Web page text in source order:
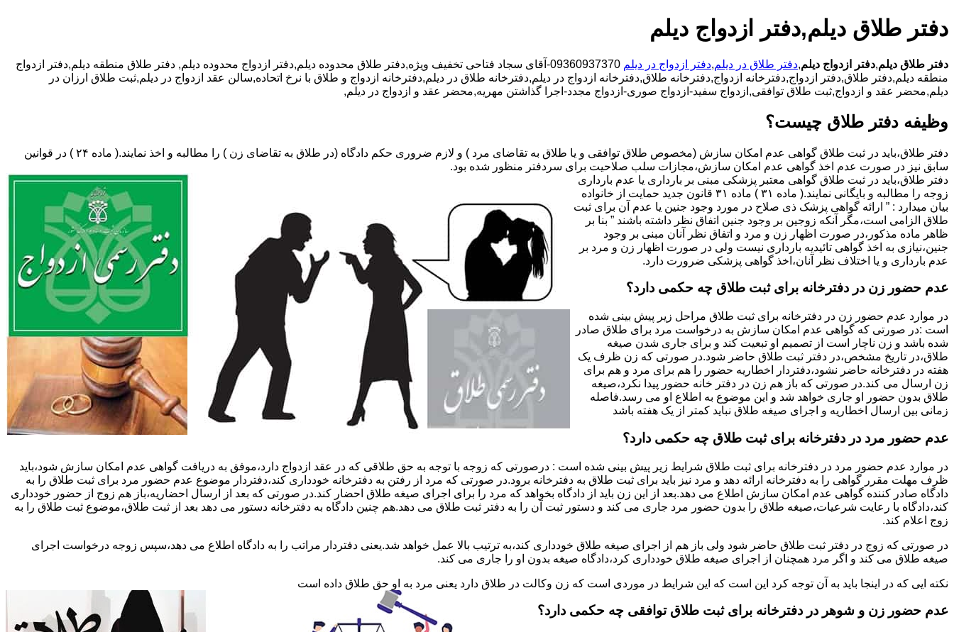
دفتر طلاق دیلم,دفتر ازدواج دیلم
دفتر طلاق دیلم,دفتر ازدواج دیلم,دفتر طلاق در دیلم,دفتر ازدواج در دیلم
دفتر طلاق منطقه دیلم,دفتر ازدواج
منطقه دیلم,دفتر طلاق,دفتر ازدواج,دفترخانه ازدواج,دفترخانه طلاق,دفترخانه ازدواج در دیلم,دفترخانه طلاق در دیلم,دفترخانه ازدواج و طلاق با نرخ اتحاده,سالن عقد ازدواج در دیلم,ثبت طلاق ارزان در
دیلم,محضر عقد و ازدواج,ثبت طلاق توافقی,ازدواج سفید-ازدواج صوری-ازدواج مجدد-اجرا گذاشتن مهریه,محضر عقد و ازدواج در دیلم,
وظیفه دفتر طلاق چیست؟
دفتر طلاق،باید در ثبت طلاق گواهی عدم امکان سازش (مخصوص طلاق توافقی و یا طلاق به تقاضای مرد ) و لازم ضروری حکم دادگاه (در طلاق به تقاضای زن ) را مطالبه و اخذ نمایند.( ماده ۲۴ ) در قوانین
سابق نیز در صورت عدم اخذ گواهی عدم امکان سازش،مجازات سلب صلاحیت برای سردفتر منظور شده بود.
دفتر طلاق،باید در ثبت طلاق گواهی معتبر پزشکی مبنی بر بارداری یا عدم بارداری
زوجه را مطالبه و بایگانی نمایند.( ماده ۳۱ ) ماده ۳۱ قانون جدید حمایت از خانواده
بیان میدارد : ” ارائه گواهی پزشک ذی صلاح در مورد وجود جنین یا عدم آن برای ثبت
طلاق الزامی است،مگر آنکه زوجین بر وجود جنین اتفاق نظر داشته باشند ” بنا بر
ظاهر ماده مذکور،در صورت اظهار زن و مرد و اتفاق نظر آنان مبنی بر وجود
جنین،نیازی به اخذ گواهی تائیدیه بارداری نیست ولی در صورت اظهار زن و مرد بر
عدم بارداری و یا اختلاف نظر آنان،اخذ گواهی پزشکی ضرورت دارد.
عدم حضور زن در دفترخانه برای ثبت طلاق چه حکمی دارد؟
در موارد عدم حضور زن در دفترخانه برای ثبت طلاق مراحل زیر پیش بینی شده
است :در صورتی که گواهی عدم امکان سازش به درخواست مرد برای طلاق صادر
شده باشد و زن ناچار است از تصمیم او تبعیت کند و برای جاری شدن صیغه
طلاق،در تاریخ مشخص،در دفتر ثبت طلاق حاضر شود.در صورتی که زن ظرف یک
هفته در دفترخانه حاضر نشود،دفتردار اخطاریه حضور را هم برای مرد و هم برای
زن ارسال می کند.در صورتی که باز هم زن در دفتر خانه حضور پیدا نکرد،صیغه
طلاق بدون حضور او جاری خواهد شد و این موضوع به اطلاع او می رسد.فاصله
زمانی بین ارسال اخطاریه و اجرای صیغه طلاق نباید کمتر از یک هفته باشد
عدم حضور مرد در دفترخانه برای ثبت طلاق چه حکمی دارد؟
در موارد عدم حضور مرد در دفترخانه برای ثبت طلاق شرایط زیر پیش بینی شده است : درصورتی که زوجه با توجه به حق طلاقی که در عقد ازدواج دارد،موفق به دریافت گواهی عدم امکان سازش شود،باید
ظرف مهلت مقرر گواهی را به دفترخانه ارائه دهد و مرد نیز باید برای ثبت طلاق به دفترخانه برود.در صورتی که مرد از رفتن به دفترخانه خودداری کند،دفتردار موضوع عدم حضور مرد برای ثبت طلاق را به
دادگاه صادر کننده گواهی عدم امکان سازش اطلاع می دهد.بعد از این زن باید از دادگاه بخواهد که مرد را برای اجرای صیغه طلاق احضار کند.در صورتی که بعد از ارسال احضاریه،باز هم زوج از حضور خودداری
کند،دادگاه با رعایت شرعیات،صیغه طلاق را بدون حضور مرد جاری می کند و دستور ثبت آن را به دفتر ثبت طلاق می دهد.هم چنین دادگاه به دفترخانه دستور می دهد بعد از ثبت طلاق،موضوع ثبت طلاق را به
زوج اعلام کند.
در صورتی که زوج در دفتر ثبت طلاق حاضر شود ولی باز هم از اجرای صیغه طلاق خودداری کند،به ترتیب بالا عمل خواهد شد.یعنی دفتردار مراتب را به دادگاه اطلاع می دهد،سپس زوجه درخواست اجرای
صیغه طلاق می کند و اگر مرد همچنان از اجرای صیغه طلاق خودداری کرد،دادگاه صیغه بدون او را جاری می کند.
نکته ایی که در اینجا باید به آن توجه کرد این است که این شرایط در موردی است که زن وکالت در طلاق دارد یعنی مرد به او حق طلاق داده است
عدم حضور زن و شوهر در دفترخانه برای ثبت طلاق توافقی چه حکمی دارد؟